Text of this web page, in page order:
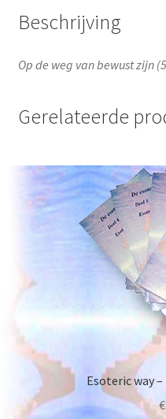
Beschrijving
Op de weg van bewust zijn
Gerelateerde
Esoteric way
€